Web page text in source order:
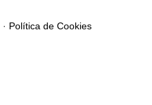
· Política de Cookies